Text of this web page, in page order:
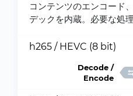
コンテンツのエンコード
デックを内蔵。必要な処
h265 / HEVC (8 bit)
Decode /
Encode